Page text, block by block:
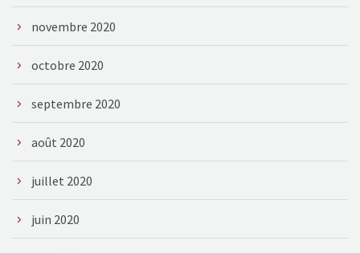
novembre 2020
octobre 2020
septembre 2020
août 2020
juillet 2020
juin 2020